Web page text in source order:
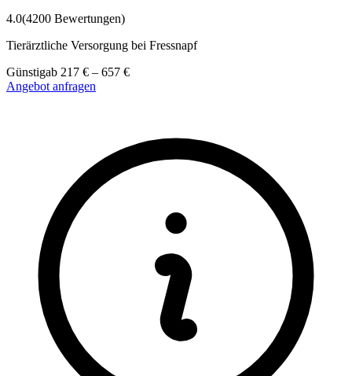
4.0(4200 Bewertungen)
Tierärztliche Versorgung bei Fressnapf
Günstigab 217 € – 657 €
Angebot anfragen